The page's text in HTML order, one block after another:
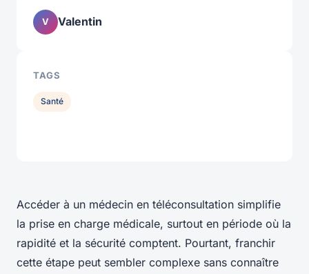
Accéder à un médecin en téléconsultation simplifie
la prise en charge médicale, surtout en période où la
rapidité et la sécurité comptent. Pourtant, franchir
cette étape peut sembler complexe sans connaître
V Valentin
TAGS
Santé